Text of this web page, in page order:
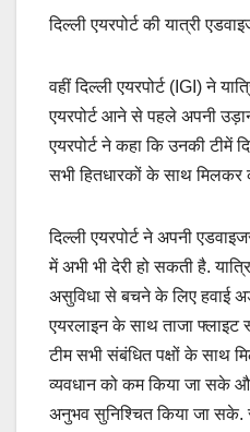
दिल्ली एयरपोर्ट की यात्री
वहीं दिल्ली एयरपोर्ट (IGI) ने
एयरपोर्ट आने से पहले अपनी
एयरपोर्ट ने कहा कि उनकी टीमें
सभी हितधारकों के साथ मिलकर
दिल्ली एयरपोर्ट ने अपनी
में अभी भी देरी हो सकती है.
असुविधा से बचने के लिए हवाई
एयरलाइन के साथ ताजा
टीम सभी संबंधित पक्षों के साथ
व्यवधान को कम किया जा सके
अनुभव सुनिश्चित किया जा सके.